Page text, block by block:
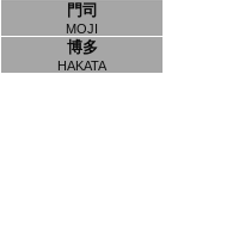
門司
MOJI
博多
HAKATA